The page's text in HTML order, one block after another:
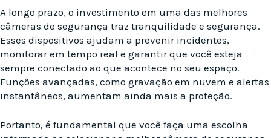
A longo prazo, o investimento em uma das melhores
câmeras de segurança traz tranquilidade e segurança.
Esses dispositivos ajudam a prevenir incidentes,
monitorar em tempo real e garantir que você esteja
sempre conectado ao que acontece no seu espaço.
Funções avançadas, como gravação em nuvem e alertas
instantâneos, aumentam ainda mais a proteção.
Portanto, é fundamental que você faça uma escolha